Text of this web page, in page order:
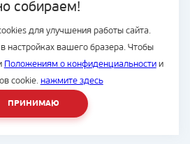
собираем!
для улучшения работы сайта.
настройках вашего бразера. Чтобы
Положениям о конфиденциальностии
cookie. нажмите здесь
ПРИНИМАЮ